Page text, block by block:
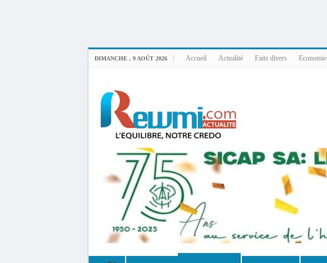
DIMANCHE , 9 AOÛT 2026 Accueil Actualité Faits divers Economie